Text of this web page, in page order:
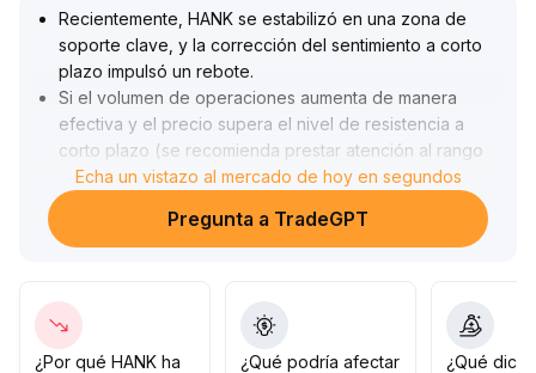
Recientemente, HANK se estabilizó en una zona de
soporte clave, y la corrección del sentimiento a corto
plazo impulsó un rebote.
Si el volumen de operaciones aumenta de manera
efectiva y el precio supera el nivel de resistencia a
corto plazo (se recomienda prestar atención al rango
xxx), el rebote podría continuar.
Sumando la resonancia del capital macroeconómico, el
consenso institucional sobre un mercado alcista
mediano y largo plazo
Se aconseja posicionarse en largo durante los
retrocesos siempre que el soporte no se rompa
Echa un vistazo al mercado de hoy en segundos
Pregunta a TradeGPT
¿Por qué HANK ha
¿Qué podría afectar
¿Qué